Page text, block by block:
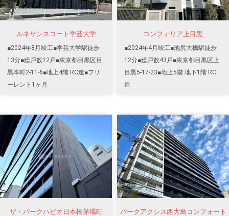
ルネサンスコート学芸大学
■2024年8月竣工■学芸大学駅徒歩
13分■総戸数12戸■東京都目黒区目
黒本町2-11-6■地上4階 RC造■フリ
ーレント1ヶ月
コンフォリア上目黒
■2024年4月竣工■池尻大橋駅徒歩
12分■総戸数43戸■東京都目黒区上
目黒5-17-23■地上5階 地下1階 RC
造
ザ・パークハビオ日本橋茅場町
パークアクシス西大島コンフォート